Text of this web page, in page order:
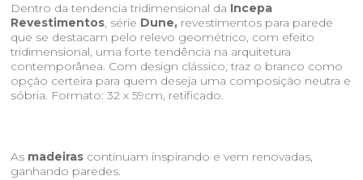
Dentro da tendencia tridimensional da Incepa
Revestimentos, série Dune, revestimentos para parede
que se destacam pelo relevo geométrico, com efeito
tridimensional, uma forte tendência na arquitetura
contemporânea. Com design clássico, traz o branco como
opção certeira para quem deseja uma composição neutra e
sóbria. Formato: 32 x 59cm, retificado.
As madeiras continuam inspirando e vem renovadas,
ganhando paredes.